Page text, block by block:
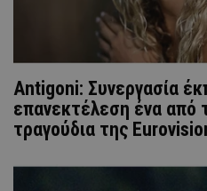
Antigoni: Συνεργασία
επανεκτέλεση ένα από
τραγούδια της